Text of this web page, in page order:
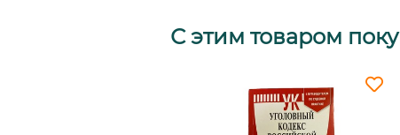
С этим товаром